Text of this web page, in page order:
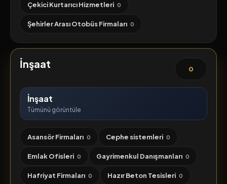
Çekici Kurtarıcı Hizmetleri 0
Şehirler Arası Otobüs Firmaları 0
İnşaat 0
İnşaat
Tümünü görüntüle
Asansör Firmaları 0 Cephe sistemleri 0
Emlak Ofisleri 0 Gayrimenkul Danışmanları 0
Hafriyat Firmaları 0 Hazır Beton Tesisleri 0